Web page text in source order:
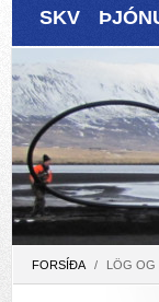
FORSÍÐA / LÖG OG
SKV